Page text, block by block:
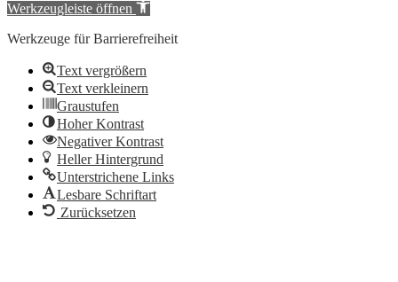
Werkzeugleiste öffnen
Werkzeuge für Barrierefreiheit
Text vergrößern
Text verkleinern
Graustufen
Hoher Kontrast
Negativer Kontrast
Heller Hintergrund
Unterstrichene Links
Lesbare Schriftart
Zurücksetzen